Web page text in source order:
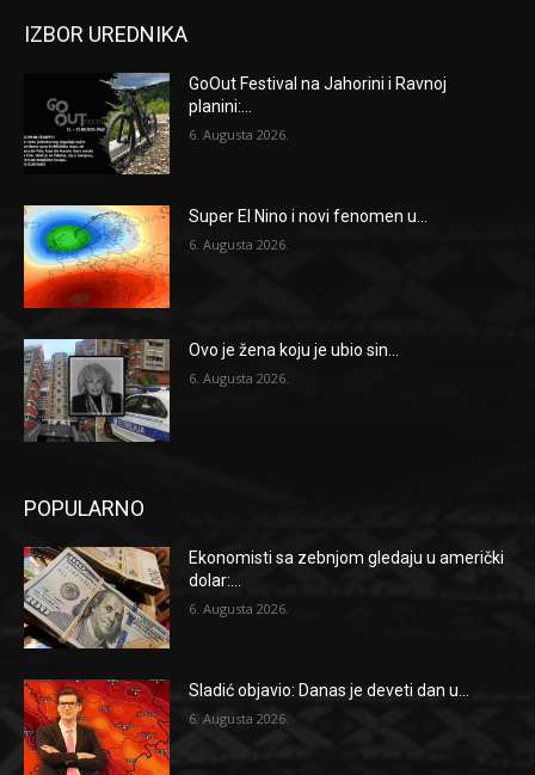
IZBOR UREDNIKA
GoOut Festival na Jahorini i Ravnoj
planini:...
6. Augusta 2026.
Super El Nino i novi fenomen u...
6. Augusta 2026.
Ovo je žena koju je ubio sin...
6. Augusta 2026.
POPULARNO
Ekonomisti sa zebnjom gledaju u američki
dolar:...
6. Augusta 2026.
Sladić objavio: Danas je deveti dan u...
6. Augusta 2026.